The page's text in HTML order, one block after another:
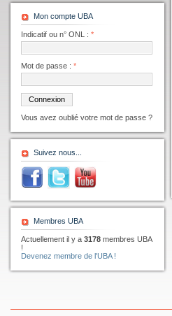
Mon compte UBA
Indicatif ou n° ONL : *
Mot de passe : *
Vous avez oublié votre mot de passe ?
Suivez nous...
Membres UBA
Actuellement il y a 3178 membres UBA
!
Devenez membre de l'UBA !